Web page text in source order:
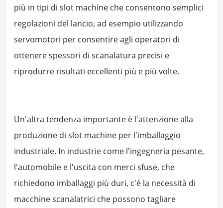
più in tipi di slot machine che consentono semplici
regolazioni del lancio, ad esempio utilizzando
servomotori per consentire agli operatori di
ottenere spessori di scanalatura precisi e
riprodurre risultati eccellenti più e più volte.
Un'altra tendenza importante è l'attenzione alla
produzione di slot machine per l'imballaggio
industriale. In industrie come l'ingegneria pesante,
l'automobile e l'uscita con merci sfuse, che
richiedono imballaggi più duri, c'è la necessità di
macchine scanalatrici che possono tagliare